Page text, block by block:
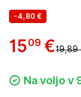
-4,80 €
1509 €19,89
Na voljo v